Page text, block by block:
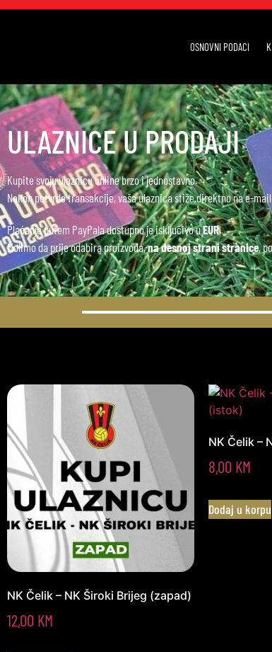
OSNOVNI PODACI
ULAZNICE U PRODAJI
Kupite svoju ulaznicu online brzo i jednostavno.
Nakon potvrde transakcije, vaša ulaznica stiže direktno na e-
Plaćanje putem PayPala dostupno je isključivo uEUR.
Molimo da prije odabira proizvoda,na desnoj strani stranice,
NK Čelik – NK Široki Brijeg (zapad)
12,00 KM
NK Čelik –
8,00 KM
Dodaj u korpu